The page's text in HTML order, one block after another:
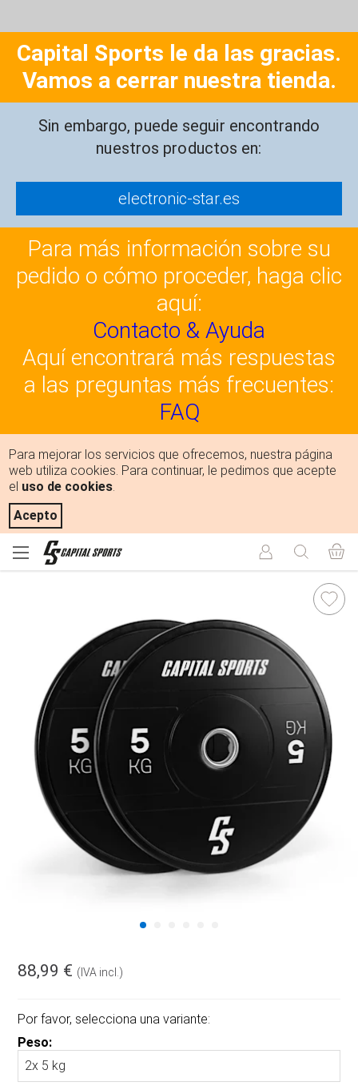
Capital Sports le da las gracias.
Vamos a cerrar nuestra tienda.
Sin embargo, puede seguir encontrando
nuestros productos en:
electronic-star.es
Para más información sobre su
pedido o cómo proceder, haga clic
aquí:
Contacto & Ayuda
Aquí encontrará más respuestas
a las preguntas más frecuentes:
FAQ
Para mejorar los servicios que ofrecemos, nuestra página
web utiliza cookies. Para continuar, le pedimos que acepte
el uso de cookies.
Acepto
88,99 € (IVA incl.)
Por favor, selecciona una variante:
Peso: